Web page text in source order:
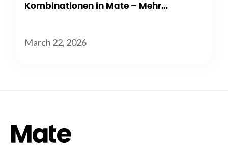
Kombinationen in Mate – Mehr
March 22, 2026